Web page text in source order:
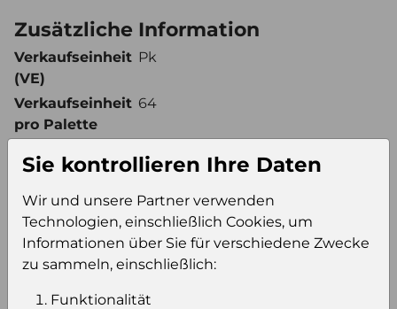
Zusätzliche Information
Verkaufseinheit
(VE)
Pk
Verkaufseinheit
pro Palette
64
Stückzahl pro
Palette
64
Einloggen um den Preis zu
Sie kontrollieren Ihre Daten
Wir und unsere Partner verwenden
Technologien, einschließlich Cookies, um
Informationen über Sie für verschiedene Zwecke
zu sammeln, einschließlich:
Funktionalität